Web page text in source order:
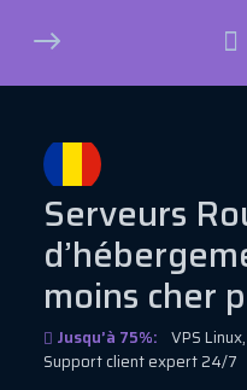
Serveurs
moins cher
Jusqu’à 75%: VPS Linux,
Support client expert 24/7